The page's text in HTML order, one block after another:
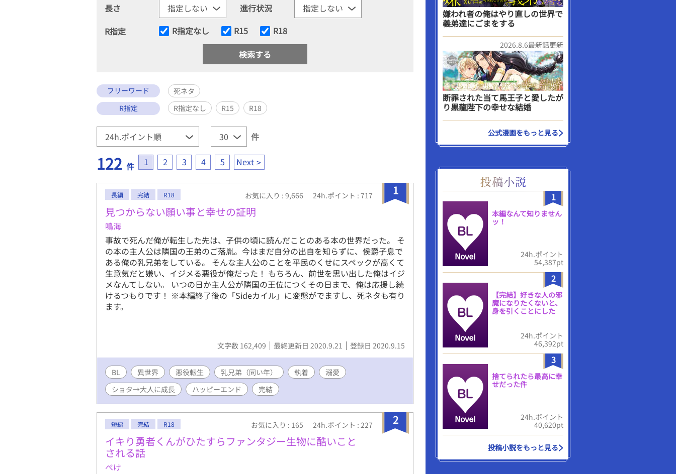
長さ
進行状況
R指定
R指定なし R15 R18
フリーワード
死ネタ
R指定
R指定なし R15 R18
件
122 件 1 2 3 4 5 Next
1
長編 完結 R18 お気に入り : 9,666 24h.ポイント : 717
見つからない願い事と幸せの証明
鳴海
事故で死んだ俺が転生した先は、子供の頃に読んだことのある本の世界だった。 そ
の本の主人公は隣国の王弟のご落胤。今はまだ自分の出自を知らずに、侯爵子息で
ある俺の乳兄弟をしている。 そんな主人公のことを平民のくせにスペックが高くて
生意気だと嫌い、イジメる悪役が俺だった！ もちろん、前世を思い出した俺はイジ
メなんてしない。 いつの日か主人公が隣国の王位につくその日まで、俺は応援し続
けるつもりです！ ※本編終了後の「Sideカイル」に変態がでますし、死ネタも有り
ます。
文字数 162,409 最終更新日 2020.9.21 登録日 2020.9.15
BL 異世界 悪役転生 乳兄弟（同い年） 執着
溺愛
ショタ→大人に成長
ハッピーエンド 完結
2
短編 完結 R18 お気に入り : 165 24h.ポイント : 227
イキり勇者くんがひたすらファンタジー生物に酷いこと
される話
ぺけ
嫌われ者の俺はやり直しの世界で
義弟達にごまをする
2026.8.6最新話更新
断罪された当て馬王子と愛したが
り黒龍陛下の幸せな結婚
公式漫画をもっと見る
1
本編なんて知りません
ッ！
24h.ポイント
54,387pt
2
【完結】好きな人の邪
魔になりたくないと、
身を引くことにした
24h.ポイント
46,392pt
3
捨てられたら最高に幸
せだった件
24h.ポイント
40,620pt
投稿小説をもっと見る